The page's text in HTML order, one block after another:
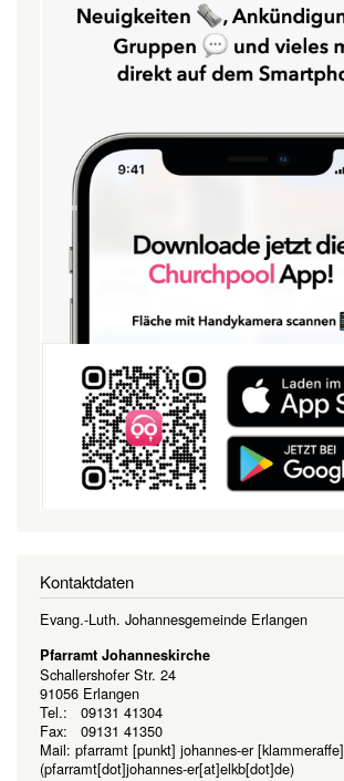
Kontaktdaten
Evang.-Luth. Johannesgemeinde Erlangen
Pfarramt Johanneskirche
Schallershofer Str. 24
91056 Erlangen
Tel.: 09131 41304
Fax: 09131 41350
Mail: pfarramt [punkt] johannes-er [klammeraffe]
(pfarramt[dot]johannes-er[at]elkb[dot]de)